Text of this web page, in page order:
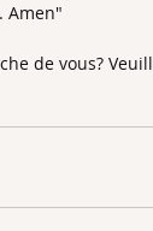
Amen"
de vous?